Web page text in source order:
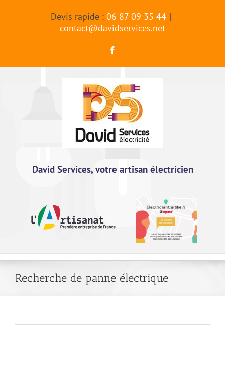
Devis rapide : 06 87 09 35 44 |
contact@davidservices.net
David Services, votre artisan électricien
Recherche de panne électrique